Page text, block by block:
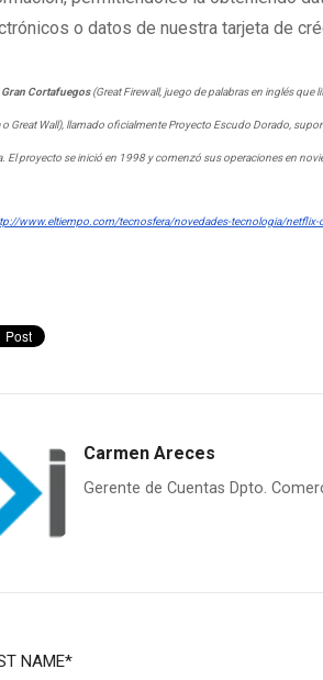
o datos de nuestra tarjeta de
Gran Cortafuegos(Great Firewall, juego de palabras en inglés que
o Great Wall), llamado oficialmente Proyecto Escudo Dorado,
El proyecto se inició en 1998 y comenzó sus operaciones en
www.eltiempo.com/tecnosfera/novedades-tecnologia/
Carmen Areces
Gerente de Cuentas Dpto.
NAME*